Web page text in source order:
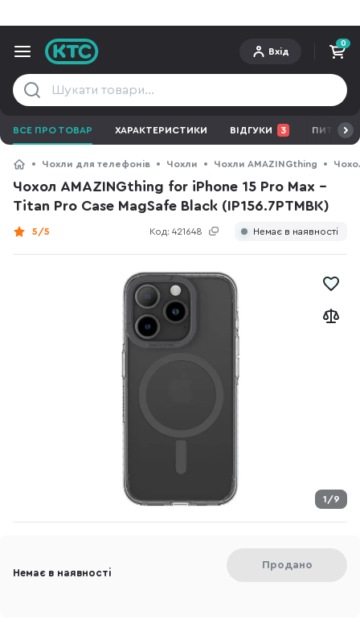
Вхід
0
ВСЕ ПРО ТОВАР ХАРАКТЕРИСТИКИ ВІДГУКИ 3 ПИТАННЯ
Чохли для телефонів Чохли Чохли AMAZINGthing
Чохол AMAZINGthing for iPhone 15 Pro Max -
Titan Pro Case MagSafe Black (IP156.7PTMBK)
Код: 421648
5/5 Немає в наявності
1/9
Немає в наявності
Продано